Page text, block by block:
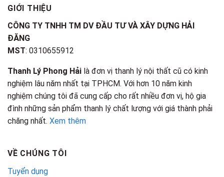
GIỚI THIỆU
CÔNG TY TNHH TM DV ĐẦU TƯ VÀ XÂY DỰNG HẢI
ĐĂNG
MST: 0310655912
Thanh Lý Phong Hải là đơn vị thanh lý nội thất cũ có kinh
nghiệm lâu năm nhất tại TPHCM. Với hơn 10 năm kinh
nghiệm chúng tôi đã cung cấp cho rất nhiều đơn vị, hộ gia
đình những sản phẩm thanh lý chất lượng với giá thành phải
chăng nhất. Xem thêm
VỀ CHÚNG TÔI
Tuyển dụng